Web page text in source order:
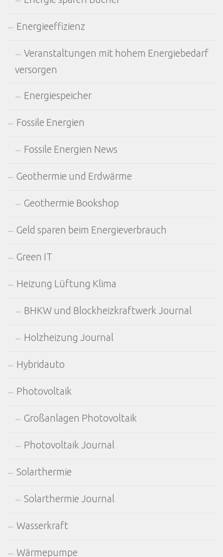
Energieeffizienz
Veranstaltungen mit hohem Energiebedarf
versorgen
Energiespeicher
Fossile Energien
Fossile Energien News
Geothermie und Erdwärme
Geothermie Bookshop
Geld sparen beim Energieverbrauch
Green IT
Heizung Lüftung Klima
BHKW und Blockheizkraftwerk Journal
Holzheizung Journal
Hybridauto
Photovoltaik
Großanlagen Photovoltaik
Photovoltaik Journal
Solarthermie
Solarthermie Journal
Wasserkraft
Wärmepumpe